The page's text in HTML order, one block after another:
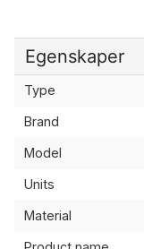
Egenskaper
Type
Brand
Model
Units
Material